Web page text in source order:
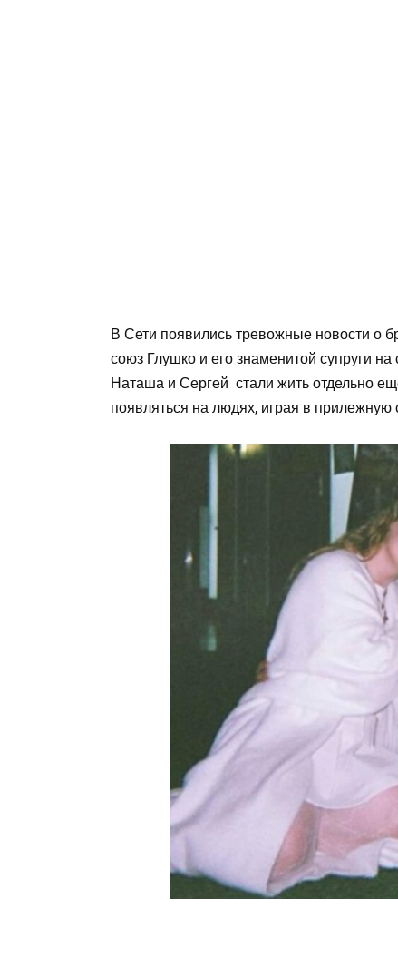
В Сети появились тревожные новости о
союз Глушко и его знаменитой супруги
Наташа и Сергей стали жить отдельно
появляться на людях, играя в